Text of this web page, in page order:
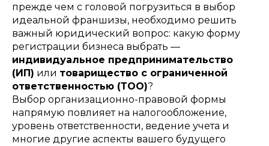
прежде чем с головой погрузиться в выбор
идеальной франшизы, необходимо решить
важный юридический вопрос: какую форму
регистрации бизнеса выбрать —
индивидуальное предпринимательство
(ИП) или товарищество с ограниченной
ответственностью (ТОО)?
Выбор организационно-правовой формы
напрямую повлияет на налогообложение,
уровень ответственности, ведение учета и
многие другие аспекты вашего будущего